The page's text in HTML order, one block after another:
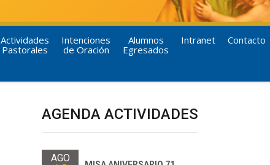
Actividades
Pastorales
Intenciones
de Oración
Alumnos
Egresados
Intranet Contacto
AGENDA ACTIVIDADES
AGO